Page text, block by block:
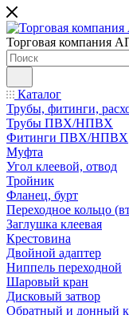
Торговая компания
Каталог
Трубы, фитинги,
Трубы ПВХ/НПВХ
Фитинги ПВХ/НПВХ
Муфта
Угол клеевой, отвод
Тройник
Фланец, бурт
Переходное кольцо
Заглушка клеевая
Крестовина
Двойной адаптер
Ниппель переходной
Шаровый кран
Дисковый затвор
Обратный и донный